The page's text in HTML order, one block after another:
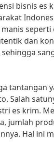
bisnis es
seperti
dan
tantangan
Salah
es krim.
jumlah
Hal ini